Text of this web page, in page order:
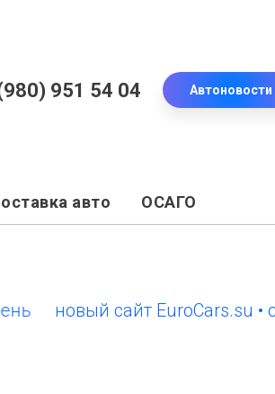
951 54 04 Автоновости
авто ОСАГО
новый сайт EuroCars.su •